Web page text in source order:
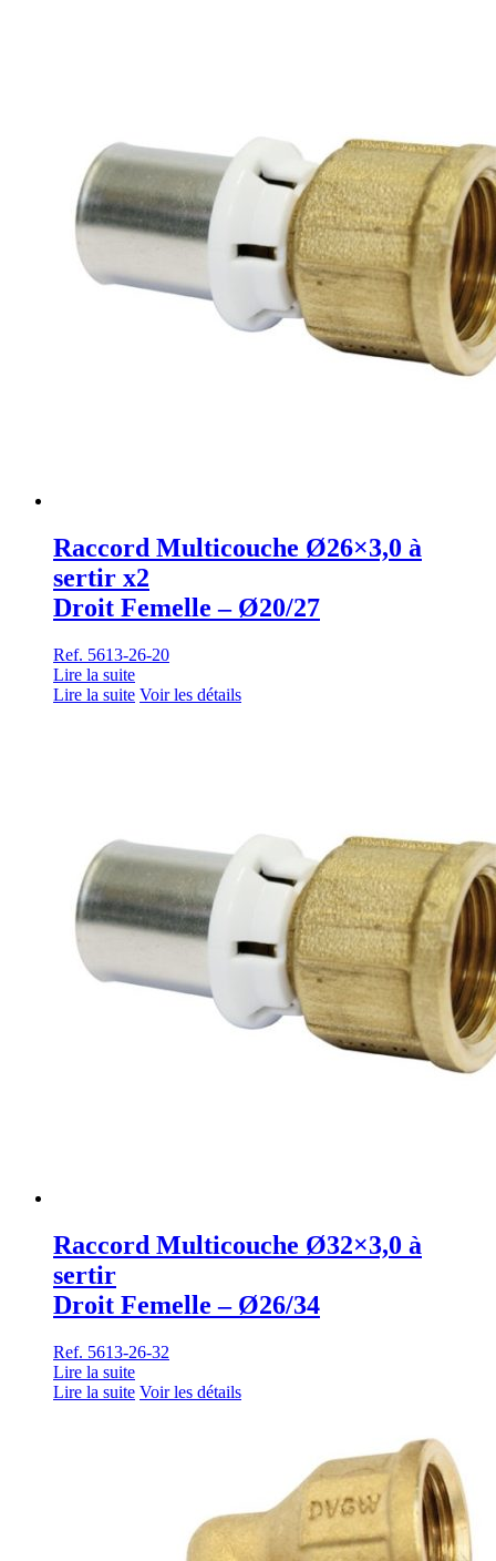
Raccord Multicouche Ø26×3,0 à
sertir x2
Droit Femelle – Ø20/27
Ref. 5613-26-20
Lire la suite
Lire la suite Voir les détails
Raccord Multicouche Ø32×3,0 à
sertir
Droit Femelle – Ø26/34
Ref. 5613-26-32
Lire la suite
Lire la suite Voir les détails